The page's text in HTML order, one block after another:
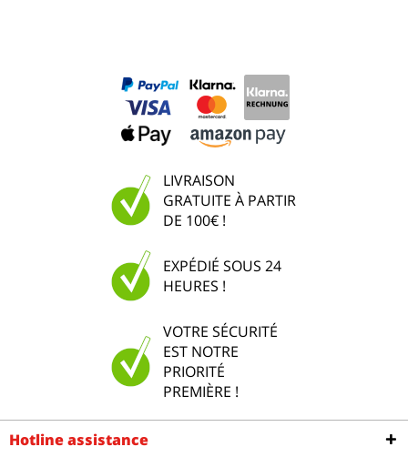
LIVRAISON
GRATUITE À PARTIR
DE 100€ !
EXPÉDIÉ SOUS 24
HEURES !
VOTRE SÉCURITÉ
EST NOTRE
PRIORITÉ
PREMIÈRE !
Hotline assistance